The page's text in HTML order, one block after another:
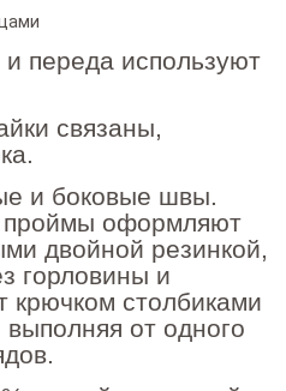
переда используют
связаны,
и боковые швы.
проймы оформляют
двойной резинкой,
горловины и
столбиками
от одного